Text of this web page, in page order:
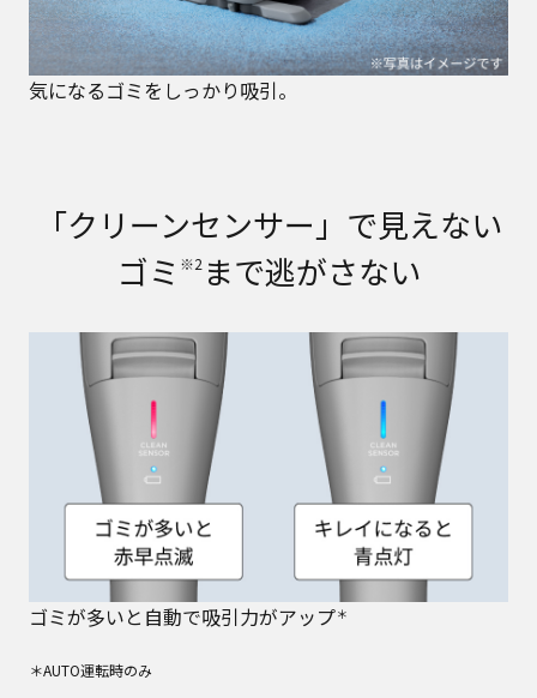
気になるゴミをしっかり吸引。
「クリーンセンサー」で​見えない
ゴミ ※2まで逃がさない
ゴミが多いと自動で吸引力がアップ＊
＊AUTO運転時のみ